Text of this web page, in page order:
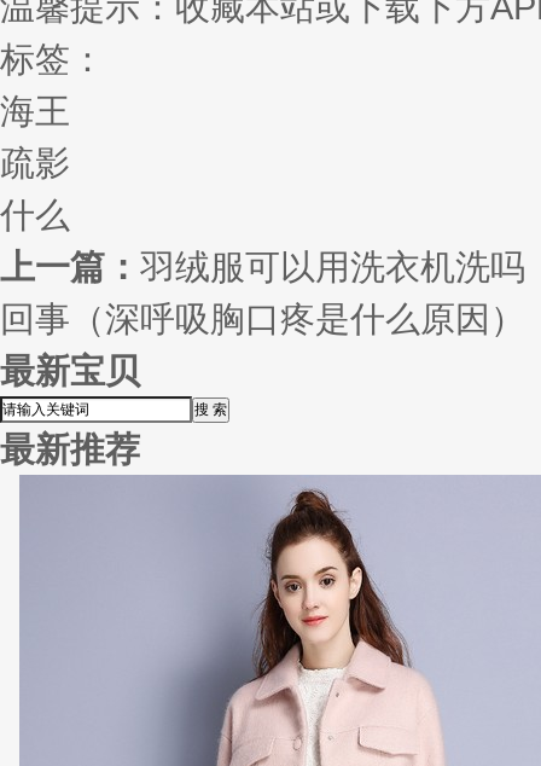
标签：
海王
疏影
什么
上一篇： 羽绒服可以用洗衣机洗
回事（深呼吸胸口疼是什么原因）
最新宝贝
最新推荐